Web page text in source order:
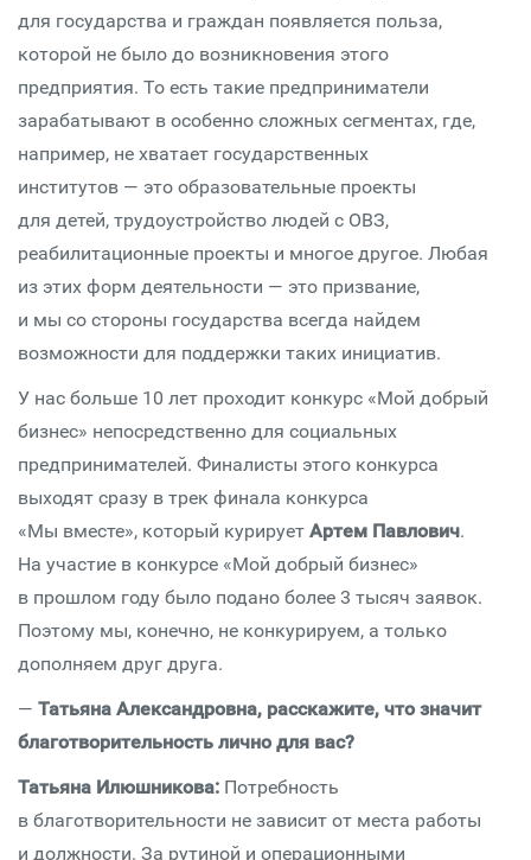
для государства и граждан появляется польза,
которой не было до возникновения этого
предприятия. То есть такие предприниматели
зарабатывают в особенно сложных сегментах, где,
например, не хватает государственных
институтов — это образовательные проекты
для детей, трудоустройство людей с ОВЗ,
реабилитационные проекты и многое другое. Любая
из этих форм деятельности — это призвание,
и мы со стороны государства всегда найдем
возможности для поддержки таких инициатив.
У нас больше 10 лет проходит конкурс «Мой добрый
бизнес» непосредственно для социальных
предпринимателей. Финалисты этого конкурса
выходят сразу в трек финала конкурса
«Мы вместе», который курирует Артем Павлович.
На участие в конкурсе «Мой добрый бизнес»
в прошлом году было подано более 3 тысяч заявок.
Поэтому мы, конечно, не конкурируем, а только
дополняем друг друга.
— Татьяна Александровна, расскажите, что значит
благотворительность лично для вас?
Татьяна Илюшникова: Потребность
в благотворительности не зависит от места работы
и должности. За рутиной и операционными